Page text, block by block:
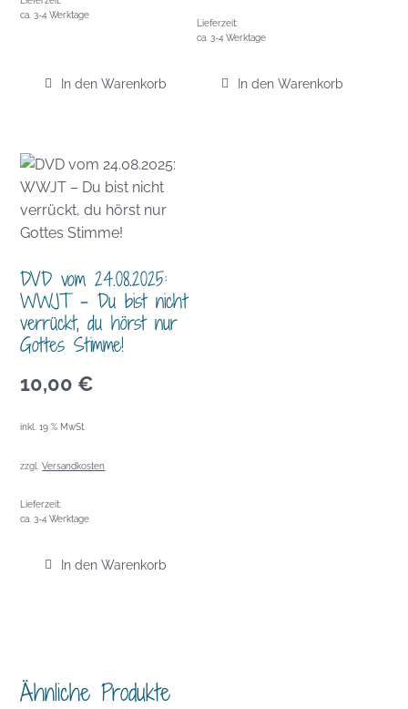
ca. 3-4 Werktage
In den Warenkorb
Lieferzeit:
ca. 3-4 Werktage
In den Warenkorb
DVD vom 24.08.2025:
WWJT – Du bist nicht
verrückt, du hörst nur
Gottes Stimme!
10,00 €
inkl. 19 % MwSt.
zzgl.Versandkosten
Lieferzeit:
ca. 3-4 Werktage
In den Warenkorb
Ähnliche Produkte